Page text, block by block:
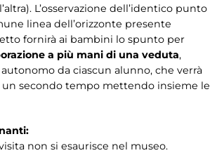
L’osservazione dell’identico punto
linea dell’orizzonte presente
fornirà ai bambini lo spunto per
a più mani di una veduta,
da ciascun alunno, che verrà
un secondo tempo mettendo insieme le
non si esaurisce nel museo.